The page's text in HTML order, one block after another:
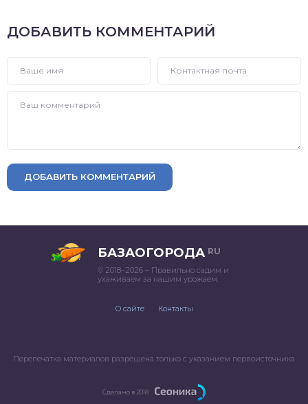
ДОБАВИТЬ КОММЕНТАРИЙ
ДОБАВИТЬ КОММЕНТАРИЙ
БАЗАОГОРОДА RU
© 2018–2026 – Правильно садим и
ухаживаем за нашим урожаем.
О сайте Контакты
Перепечатка материалов разрешена только с указанием первоисточника
Сделано в 2018